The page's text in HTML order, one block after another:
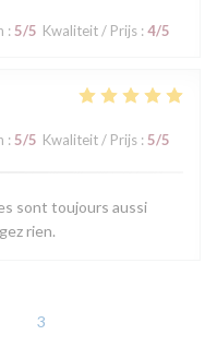
: 5/5 Kwaliteit / Prijs : 4/5
: 5/5 Kwaliteit / Prijs : 5/5
sont toujours aussi
rien.
3